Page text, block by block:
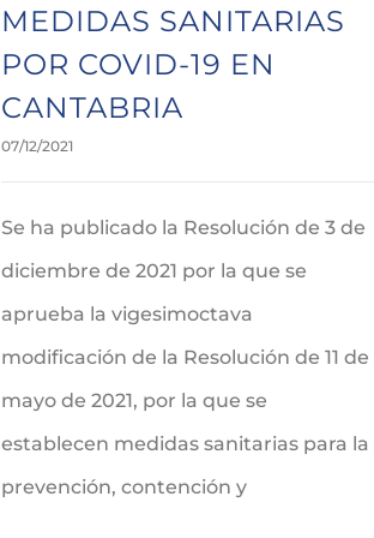
MEDIDAS SANITARIAS
POR COVID-19 EN
CANTABRIA
07/12/2021
Se ha publicado la Resolución de 3 de
diciembre de 2021 por la que se
aprueba la vigesimoctava
modificación de la Resolución de 11 de
mayo de 2021, por la que se
establecen medidas sanitarias para la
prevención, contención y